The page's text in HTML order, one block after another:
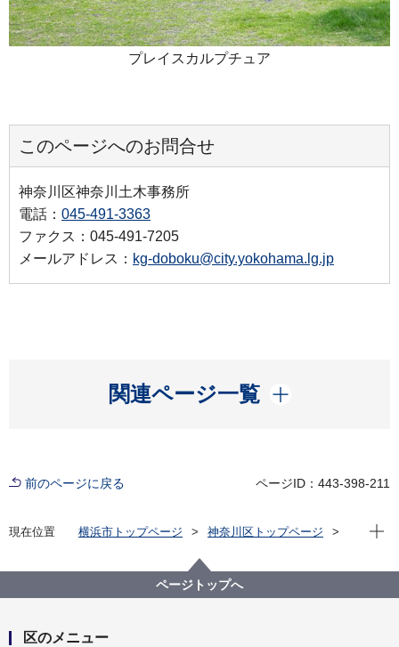
プレイスカルプチュア
このページへのお問合せ
神奈川区神奈川土木事務所
電話： 045-491-3363
ファクス：045-491-7205
メールアドレス： kg-doboku@city.yokohama.lg.jp
関連ページ一覧
開く
前のページに戻る ページID：443-398-211
現在位置 横浜市トップページ
神奈川区トップページ
西寺尾三丁目公園（にしてらおさんちょうめこうえ
ん）
現在
ページトップへ
区のメニュー